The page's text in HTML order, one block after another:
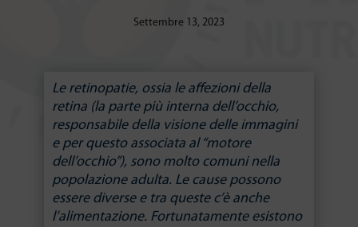
Settembre 13, 2023
Le retinopatie, ossia le affezioni della
retina (la parte più interna dell’occhio,
responsabile della visione delle immagini
e per questo associata al “motore
dell’occhio”), sono molto comuni nella
popolazione adulta. Le cause possono
essere diverse e tra queste c’è anche
l’alimentazione. Fortunatamente esistono